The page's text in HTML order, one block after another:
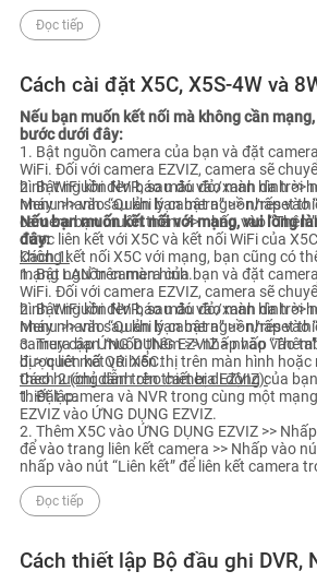
Đọc tiếp
Cách cài đặt X5C, X5S-4W và
Nếu bạn muốn kết nối mà không cần
bước dưới đây:
1. Bật nguồn camera của bạn và đặt
WiFi. Đối với camera EZVIZ, camera sẽ
hình WiFi khi đèn báo màu đỏ/xanh da trời
nháy nhanh sau khi bạn bật nguồn/reset
2. Bật nguồn NVR, sau đó vào màn hình >>
Menu >> vào “Quản lý camera” >> nhấp vào
camera bạn muốn thêm >> nhấp vào
được liên kết với X5C và kết nối WiFi của
không kết nối X5C với mạng, bạn cũng có
mạng LAN trên màn hình.
Nếu bạn muốn kết nối với mạng, vui lòng
đây:
Cách 1:
1. Bật nguồn camera của bạn và đặt
WiFi. Đối với camera EZVIZ, camera sẽ
hình WiFi khi đèn báo màu đỏ/xanh da trời
nháy nhanh sau khi bạn bật nguồn/reset
2. Bật nguồn NVR, sau đó vào màn hình >>
Menu >> vào “Quản lý camera” >> nhấp vào
camera bạn muốn thêm >> nhấp vào
được liên kết với X5C.
3. Truy cập ỨNG DỤNG EZVIZ > nhấp vào
bị > quét mã QR hiển thị trên màn hình
theo hướng dẫn trên thiết bị di động của
thiết lập.
Cách 2 (chỉ dành cho camera EZVIZ):
1. Đặt camera và NVR trong cùng một
EZVIZ vào ỨNG DỤNG EZVIZ.
2. Thêm X5C vào ỨNG DỤNG EZVIZ >>
để vào trang liên kết camera >> Nhấp vào
nhấp vào nút “Liên kết” để liên kết camera
khoản và cùng một mạng LAN. Làm theo
động của bạn và hoàn tất quá trình thiết lập.
Đọc tiếp
Cách thiết lập Bộ đầu ghi DVR,